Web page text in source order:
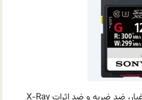
همچنین این حافظه ضد آب، ضد غبار، ضد ضربه و ضد اثرات X-Ray